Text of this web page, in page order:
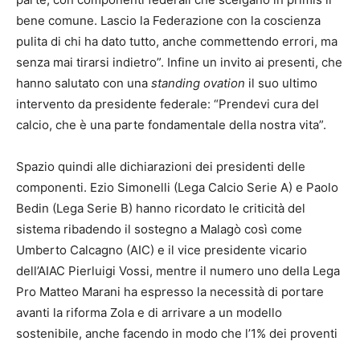
bene comune. Lascio la Federazione con la coscienza
pulita di chi ha dato tutto, anche commettendo errori, ma
senza mai tirarsi indietro”. Infine un invito ai presenti, che
hanno salutato con una standing ovation il suo ultimo
intervento da presidente federale: “Prendevi cura del
calcio, che è una parte fondamentale della nostra vita”.
Spazio quindi alle dichiarazioni dei presidenti delle
componenti. Ezio Simonelli (Lega Calcio Serie A) e Paolo
Bedin (Lega Serie B) hanno ricordato le criticità del
sistema ribadendo il sostegno a Malagò così come
Umberto Calcagno (AIC) e il vice presidente vicario
dell’AIAC Pierluigi Vossi, mentre il numero uno della Lega
Pro Matteo Marani ha espresso la necessità di portare
avanti la riforma Zola e di arrivare a un modello
sostenibile, anche facendo in modo che l’1% dei proventi